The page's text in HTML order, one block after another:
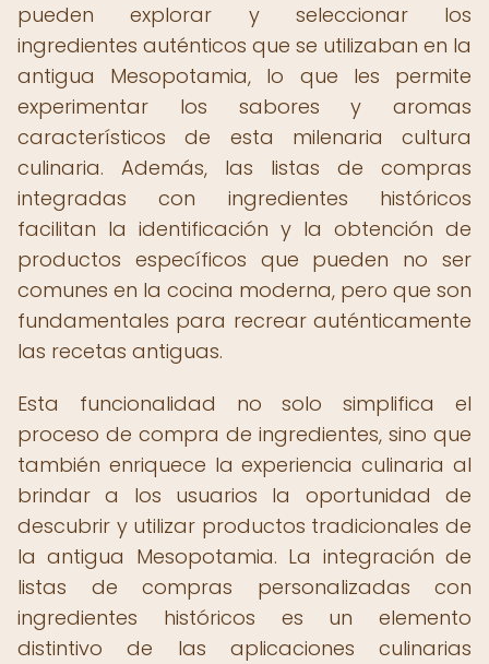
pueden explorar y seleccionar los
ingredientes auténticos que se utilizaban en la
antigua Mesopotamia, lo que les permite
experimentar los sabores y aromas
característicos de esta milenaria cultura
culinaria. Además, las listas de compras
integradas con ingredientes históricos
facilitan la identificación y la obtención de
productos específicos que pueden no ser
comunes en la cocina moderna, pero que son
fundamentales para recrear auténticamente
las recetas antiguas.
Esta funcionalidad no solo simplifica el
proceso de compra de ingredientes, sino que
también enriquece la experiencia culinaria al
brindar a los usuarios la oportunidad de
descubrir y utilizar productos tradicionales de
la antigua Mesopotamia. La integración de
listas de compras personalizadas con
ingredientes históricos es un elemento
distintivo de las aplicaciones culinarias